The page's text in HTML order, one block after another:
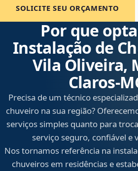
SOLICITE SEU ORÇAMENTO
Por que
Instalação de
Vila Oliveira,
Precisa de um técnico
chuveiro na sua região?
serviços simples quanto para
serviço seguro, confiável e
Nos tornamos referência na
chuveiros em residências e